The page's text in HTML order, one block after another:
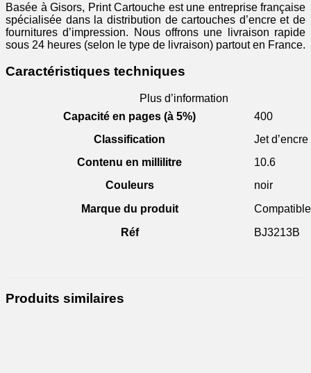
Basée à Gisors, Print Cartouche est une entreprise française
spécialisée dans la distribution de cartouches d’encre et de
fournitures d’impression. Nous offrons une livraison rapide
sous 24 heures (selon le type de livraison) partout en France.
Caractéristiques techniques
Plus d’information
Capacité en pages (à 5%)
400
Classification
Jet d’encre
Contenu en millilitre
10.6
Couleurs
noir
Marque du produit
Compatible
Réf
BJ3213B
Produits similaires